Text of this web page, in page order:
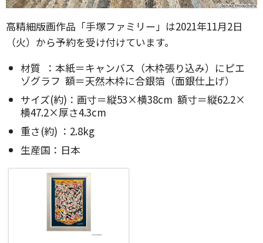
高精細版画作品「手塚ファミリー」は2021年11月2日
（火）から予約を受け付けています。
材質 ：本紙＝キャンバス（木枠張り込み）にピエ
ゾグラフ 額＝天然木枠に合銀箔（面銀仕上げ）
サイズ(約)：画寸＝縦53×横38cm 額寸＝縦62.2×
横47.2×厚さ4.3cm
重さ(約) ：2.8kg
生産国：日本